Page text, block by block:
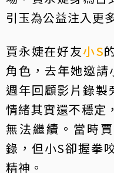
引玉為公益注入更
賈永婕在好友小S
角色，去年她邀
週年回顧影片錄製
情緒其實還不穩定
無法繼續。當時
錄，但小S卻握拳
精神。